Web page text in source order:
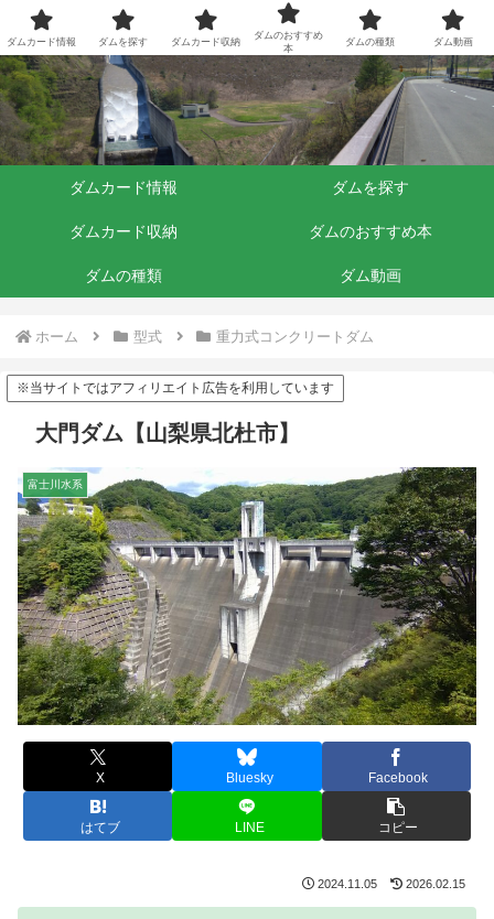
ダムくらぶ
ダムカード情報 ダムを探す
ダムカード収納 ダムのおすすめ本
ダムの種類 ダム動画
ホーム 型式 重力式コンクリートダム
※当サイトではアフィリエイト広告を利用しています
大門ダム【山梨県北杜市】
富士川水系
X Bluesky Facebook
はてブ LINE コピー
2024.11.05 2026.02.15
ダムカード情報 ダムを探す ダムカード収納
ダムのおすすめ
本
ダムの種類 ダム動画